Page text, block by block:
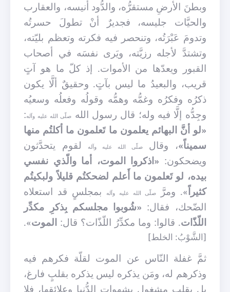
وبطنَ الأرضِ مستقرُّه، والدُّود أنيسه، والعقارب
والحيَّات جليسه، فجديرٌ أنْ تطولَ حسرتُه
وتدومَ عَبْرَتُه، وتنحصر فيه فكرته وتعظم بليّته،
وتشتدَّ لأجله رزيَّته، ويَرى نفسَه في أصحاب
القبور ويعدّها من الأموات. إذ كلّ ما هو آتٍ
قريب، والبعيدُ ما ليس بآتٍ. وحقيقٌ ألَّا يكون
ذكرُه وفكرُه وغمُّه وهمُّه وقولُه وفعلُه وسعيُه
وجِدُّه إلَّا فيه وله؛ قال رسول الله صلّى الله عليه وآله:
«لو أنَّ البهائم يعلمون ما تَعلمون ما أكلتُم منها
سميناً»، وقالصلّى الله عليه وآله
لقوم يتحدَّثون
ويضحكون: «اذكروا الموت، أما والّذي نفسي
بيده، لو تَعلمون ما أَعلم لضحكتُم قليلاً ولبكيتُم
كثيراً». ومرَّصلّى الله عليه وآله
بمجلسٍ قد استعلاه
الضّحك، فقال: «شُوبوا مجلسكم بِذكرِ مكدِّر
اللّذّات. قالوا: وما مكدِّرُ اللّذّات؟ قال: الموت».
[الشَّوْبُ: الخلط]
ثمَّ غفلة النّاس عن الموت لقلّة فكرهم فيه
وذكرهم له، ومَن يذكره ليس يذكره بقلبٍ فارغ،
بل بقلبٍ مشغولٍ بشهوات الدُّنيا وعلائقها، فلا